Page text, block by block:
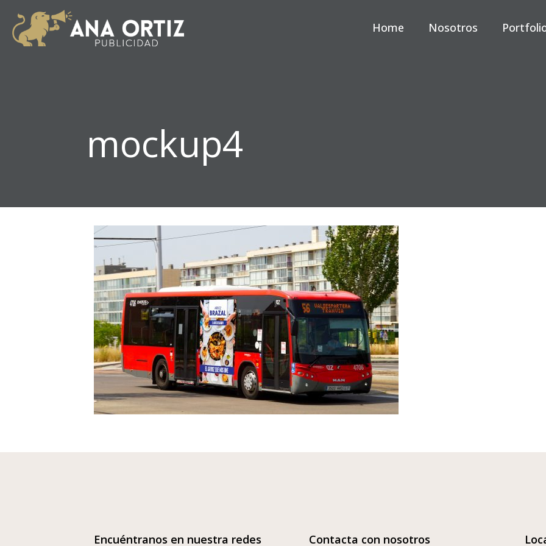
Home Nosotros
mockup4
Encuéntranos en nuestra redes Contacta con nosotros